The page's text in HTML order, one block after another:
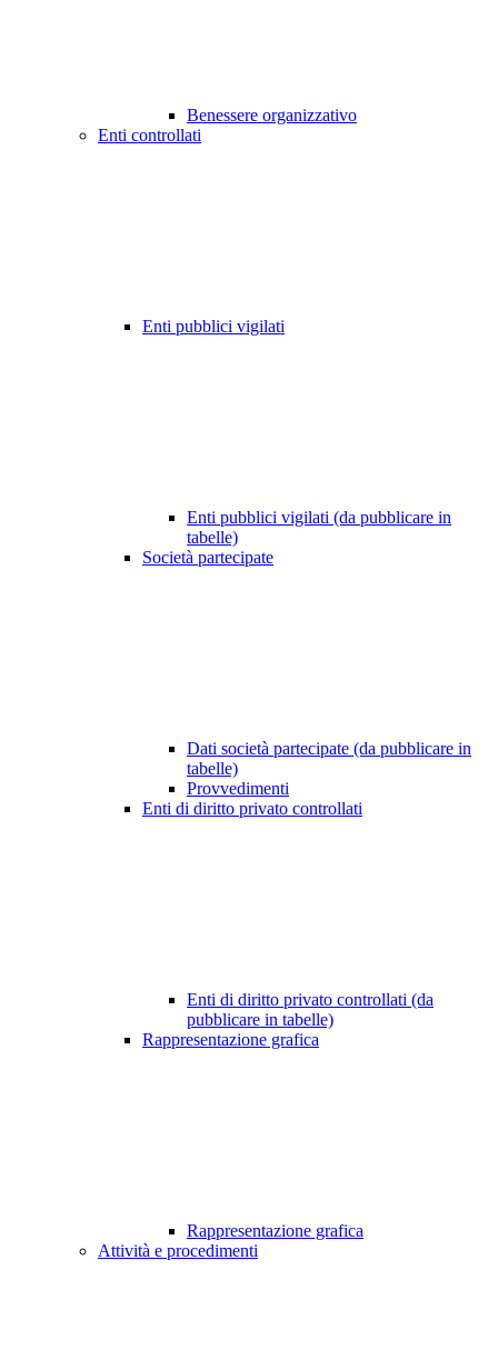
Benessere organizzativo
Enti controllati
Enti pubblici vigilati
Enti pubblici vigilati (da pubblicare in
tabelle)
Società partecipate
Dati società partecipate (da pubblicare in
tabelle)
Provvedimenti
Enti di diritto privato controllati
Enti di diritto privato controllati (da
pubblicare in tabelle)
Rappresentazione grafica
Rappresentazione grafica
Attività e procedimenti